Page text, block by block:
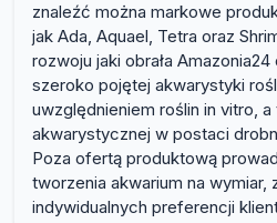
znaleźć można markowe
jak Ada, Aquael, Tetra oraz
rozwoju jaki obrała
szeroko pojętej akwarystyki
uwzględnieniem roślin in vitro,
akwarystycznej w postaci
Poza ofertą produktową
tworzenia akwarium na wymiar,
indywidualnych preferencji